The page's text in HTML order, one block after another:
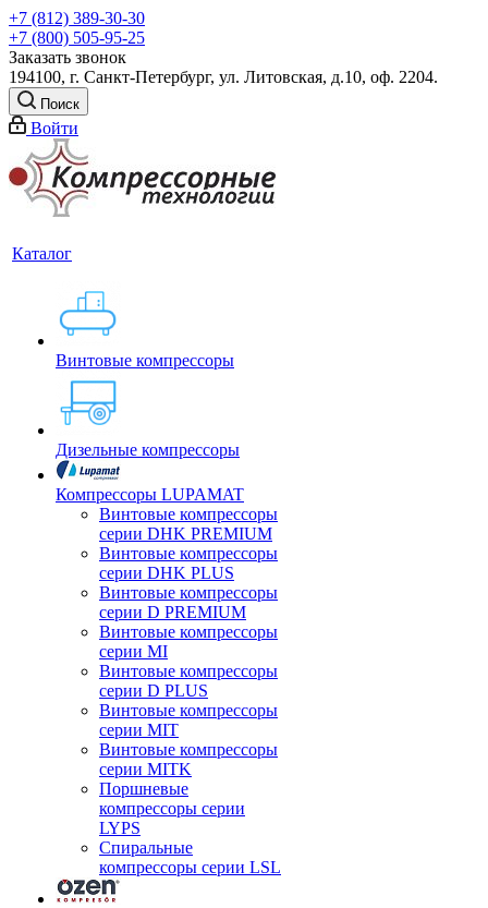
+7 (812) 389-30-30
+7 (800) 505-95-25
Заказать звонок
194100, г. Санкт-Петербург, ул. Литовская, д.10, оф. 2204.
Поиск
Войти
Каталог
Винтовые компрессоры
Дизельные компрессоры
Компрессоры LUPAMAT
Винтовые компрессоры
серии DHK PREMIUM
Винтовые компрессоры
серии DHK PLUS
Винтовые компрессоры
серии D PREMIUM
Винтовые компрессоры
серии MI
Винтовые компрессоры
серии D PLUS
Винтовые компрессоры
серии MIT
Винтовые компрессоры
серии MITK
Поршневые
компрессоры серии
LYPS
Спиральные
компрессоры серии LSL